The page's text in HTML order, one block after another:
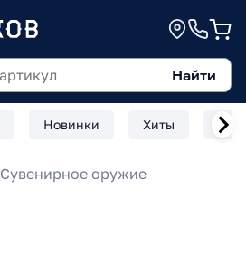
Найти
Новинки Хиты
Сувенирное оружие